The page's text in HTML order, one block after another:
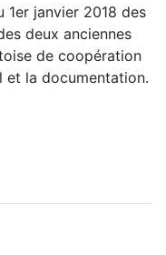
1er janvier 2018 des
deux anciennes
de coopération
et la documentation.